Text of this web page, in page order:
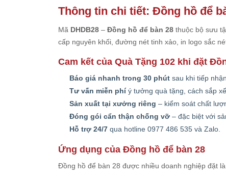
Thông tin chi tiết: Đồng hồ để
Mã DHDB28 – Đồng hồ để bàn 28 thuộc bộ sưu
cấp nguyên khối, đường nét tinh xảo, in logo sắc
Cam kết của Quà Tặng 102 khi đặt
Báo giá nhanh trong 30 phút sau khi tiếp
Tư vấn miễn phíý tưởng quà tặng, cách sắp
Sản xuất tại xưởng riêng – kiểm soát chất
Đóng gói cẩn thận chống vỡ – đặc biệt với
Hỗ trợ 24/7 qua hotline 0977 486 535 và Zalo.
Ứng dụng của Đồng hồ để bàn 28
Đồng hồ để bàn 28 được nhiều doanh nghiệp đặt